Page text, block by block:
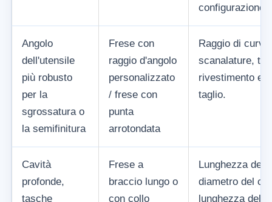
configurazione
Angolo
dell'utensile
più robusto
per la
sgrossatura o
la semifinitura
Frese con
raggio d'angolo
personalizzato
/ frese con
punta
arrotondata
Raggio di
scanalature,
rivestimento e
taglio.
Cavità
profonde,
tasche
Frese a
braccio lungo o
con collo
Lunghezza
diametro del
lunghezza del